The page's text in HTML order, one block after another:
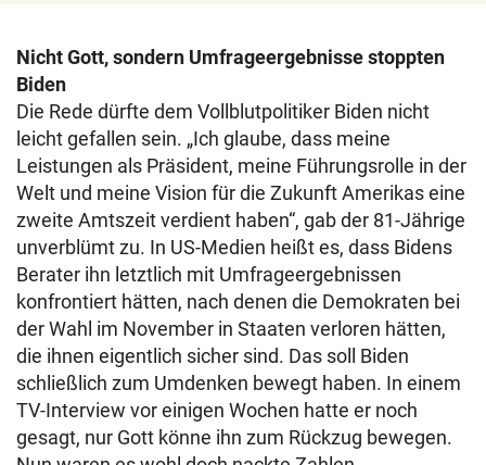
Nicht Gott, sondern Umfrageergebnisse stoppten
Biden
Die Rede dürfte dem Vollblutpolitiker Biden nicht
leicht gefallen sein. „Ich glaube, dass meine
Leistungen als Präsident, meine Führungsrolle in der
Welt und meine Vision für die Zukunft Amerikas eine
zweite Amtszeit verdient haben“, gab der 81-Jährige
unverblümt zu. In US-Medien heißt es, dass Bidens
Berater ihn letztlich mit Umfrageergebnissen
konfrontiert hätten, nach denen die Demokraten bei
der Wahl im November in Staaten verloren hätten,
die ihnen eigentlich sicher sind. Das soll Biden
schließlich zum Umdenken bewegt haben. In einem
TV-Interview vor einigen Wochen hatte er noch
gesagt, nur Gott könne ihn zum Rückzug bewegen.